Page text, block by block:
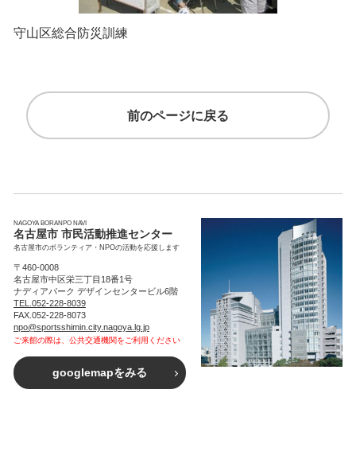
守山区総合防災訓練
前のページに戻る
NAGOYA BORANPO NAVI
名古屋市 市民活動推進センター
名古屋市のボランティア・NPOの活動を応援します
〒460-0008
名古屋市中区栄三丁目18番1号
ナディアパーク デザインセンタービル6階
TEL.052-228-8039
FAX.052-228-8073
npo@sportsshimin.city.nagoya.lg.jp
ご来館の際は、公共交通機関をご利用ください
googlemapをみる